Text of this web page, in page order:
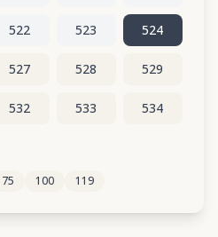
522 523 524
527 528 529
532 533 534
542 543
75 100 119